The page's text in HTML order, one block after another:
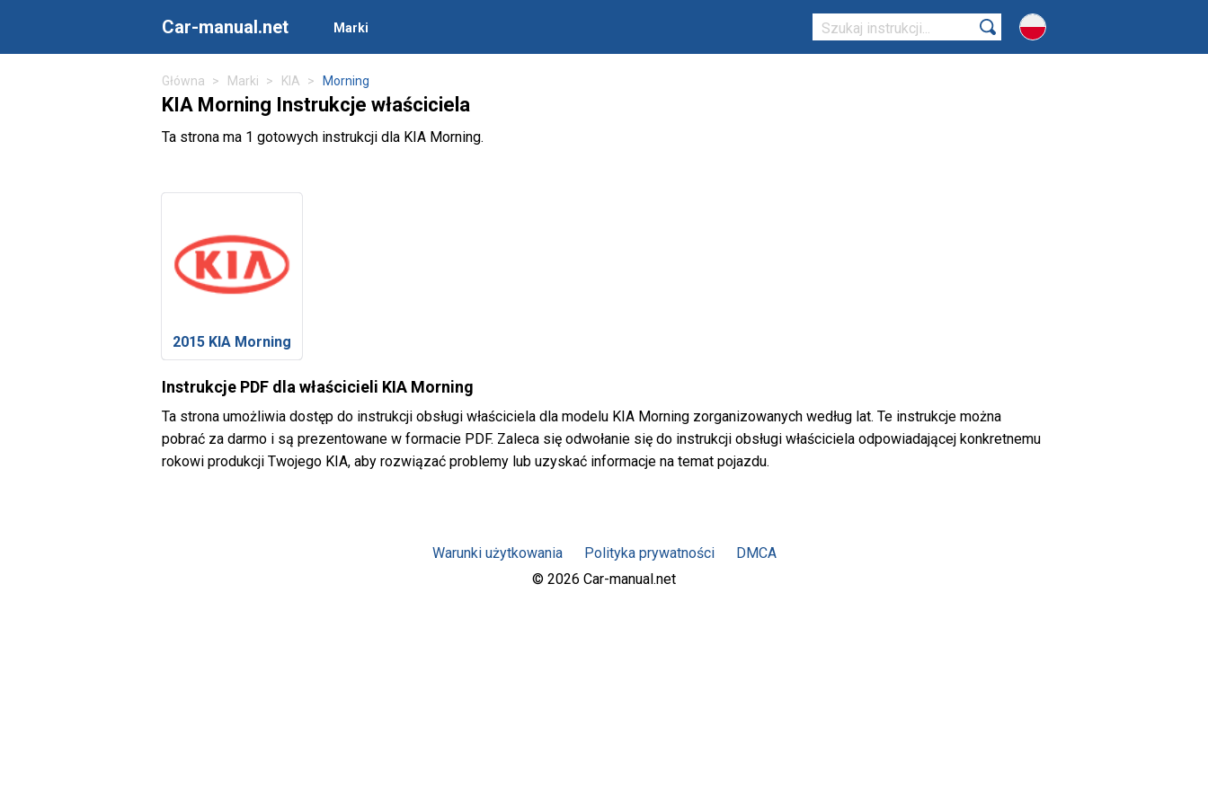
Car-manual.net Marki
Główna Marki KIA Morning
KIA Morning Instrukcje właściciela
Ta strona ma 1 gotowych instrukcji dla KIA Morning.
2015 KIA Morning
Instrukcje PDF dla właścicieli KIA Morning
Ta strona umożliwia dostęp do instrukcji obsługi właściciela dla modelu KIA Morning zorganizowanych według lat. Te instrukcje można
pobrać za darmo i są prezentowane w formacie PDF. Zaleca się odwołanie się do instrukcji obsługi właściciela odpowiadającej konkretnemu
rokowi produkcji Twojego KIA, aby rozwiązać problemy lub uzyskać informacje na temat pojazdu.
Warunki użytkowania Polityka prywatności
DMCA
© 2026 Car-manual.net